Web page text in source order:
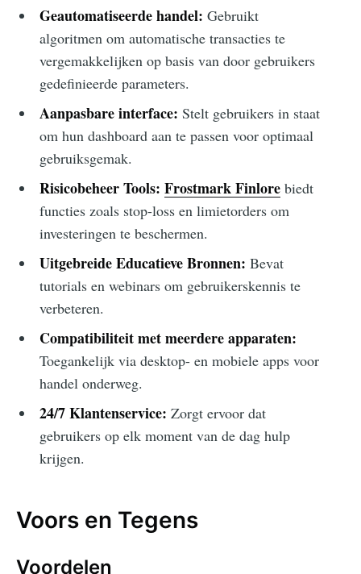
Geautomatiseerde handel: Gebruikt
algoritmen om automatische transacties te
vergemakkelijken op basis van door gebruikers
gedefinieerde parameters.
Aanpasbare interface: Stelt gebruikers in staat
om hun dashboard aan te passen voor optimaal
gebruiksgemak.
Risicobeheer Tools: Frostmark Finlorebiedt
functies zoals stop-loss en limietorders om
investeringen te beschermen.
Uitgebreide Educatieve Bronnen: Bevat
tutorials en webinars om gebruikerskennis te
verbeteren.
Compatibiliteit met meerdere apparaten:
Toegankelijk via desktop- en mobiele apps voor
handel onderweg.
24/7 Klantenservice: Zorgt ervoor dat
gebruikers op elk moment van de dag hulp
krijgen.
Voors en Tegens
Voordelen